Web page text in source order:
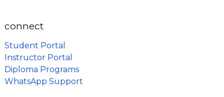
connect
Student Portal
Instructor Portal
Diploma Programs
WhatsApp Support